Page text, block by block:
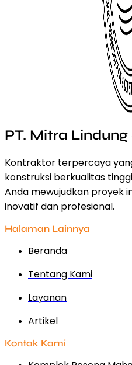
PT. Mitra Lindung
Kontraktor terpercaya
konstruksi berkualitas
Anda mewujudkan proyek
inovatif dan profesional.
Halaman Lainnya
Beranda
Tentang Kami
Layanan
Artikel
Kontak Kami